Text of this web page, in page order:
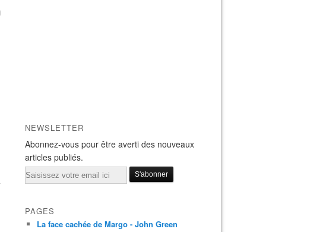
NEWSLETTER
Abonnez-vous pour être averti des nouveaux
articles publiés.
Email
PAGES
La face cachée de Margo - John Green